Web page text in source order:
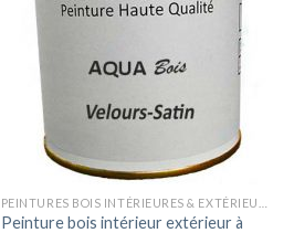
Peinture bois intérieur extérieur à